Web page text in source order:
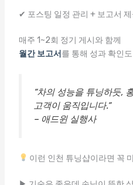
✔ 포스팅 일정 관리 + 보고서 제
매주 1~2회 정기 게시와 함께
월간 보고서 를 통해 성과 확인
“차의 성능을 튜닝하듯,
고객이 움직입니다.”
– 애드윈 실행사
이런 인천 튜닝샵이라면 꼭